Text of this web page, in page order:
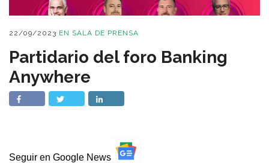
22/09/2023 EN SALA DE PRENSA
Partidario del foro Banking
Anywhere
Seguir en Google News